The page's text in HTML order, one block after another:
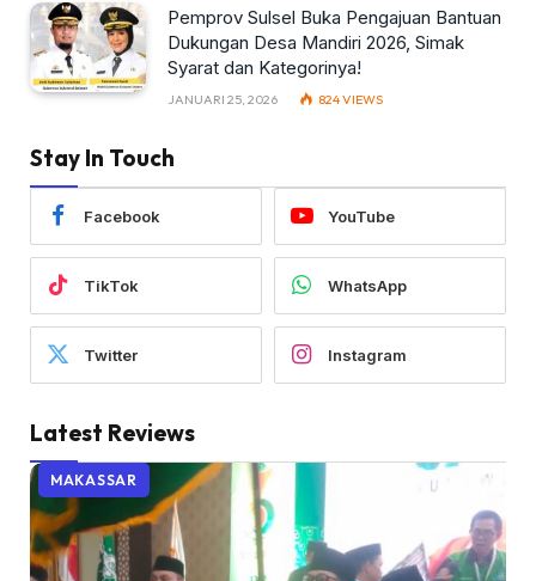
Pemprov Sulsel Buka Pengajuan Bantuan
Dukungan Desa Mandiri 2026, Simak
Syarat dan Kategorinya!
JANUARI 25, 2026 824VIEWS
Stay In Touch
Facebook YouTube
TikTok WhatsApp
Twitter Instagram
Latest Reviews
MAKASSAR